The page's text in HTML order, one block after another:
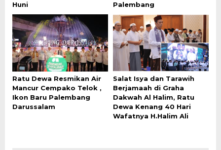
Huni
Palembang
Ratu Dewa Resmikan Air
Mancur Cempako Telok ,
Ikon Baru Palembang
Darussalam
Salat Isya dan Tarawih
Berjamaah di Graha
Dakwah Al Halim, Ratu
Dewa Kenang 40 Hari
Wafatnya H.Halim Ali